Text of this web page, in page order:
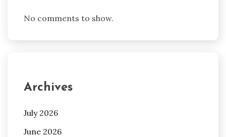
No comments to show.
Archives
July 2026
June 2026